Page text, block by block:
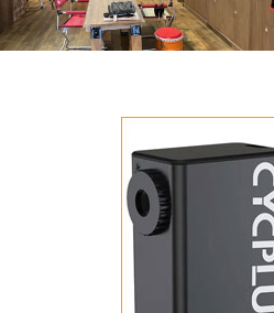
5/20の輪行講座は、初の京都で開催しま